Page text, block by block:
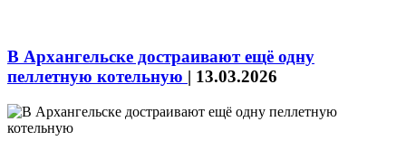
В Архангельске достраивают ещё одну
пеллетную котельную | 13.03.2026